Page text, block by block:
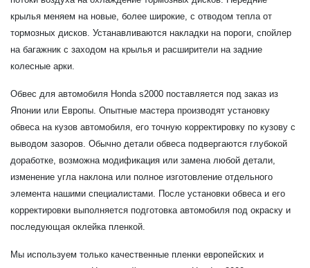
крылья меняем на новые, более широкие, с отводом тепла от
тормозных дисков. Устанавливаются накладки на пороги, спойлер
на багажник с заходом на крылья и расширители на задние
колесные арки.
Обвес для автомобиля Honda s2000 поставляется под заказ из
Японии или Европы. Опытные мастера производят установку
обвеса на кузов автомобиля, его точную корректировку по кузову с
выводом зазоров. Обычно детали обвеса подвергаются глубокой
доработке, возможна модификация или замена любой детали,
изменение угла наклона или полное изготовление отдельного
элемента нашими специалистами. После установки обвеса и его
корректировки выполняется подготовка автомобиля под окраску и
последующая оклейка пленкой.
Мы используем только качественные пленки европейских и